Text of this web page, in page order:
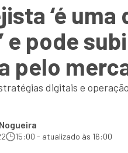
‘é
e pode
pelo
digitais e
15:00 - atualizado às 16:00